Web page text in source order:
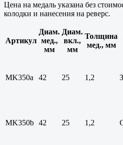
Цена на медаль указана без
колодки и нанесения на реверс.
Артикул
Диам.
мед.,
мм
Диам.
вкл.,
мм
Толщина
мед., мм
MK350a 42 25 1,2
MK350b 42 25 1,2